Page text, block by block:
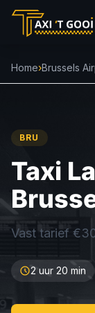
Home›Brussels
BRU
Taxi
Vast tarief
2 uur 20 min